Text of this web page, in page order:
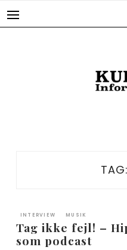
TAG:
INTERVIEW MUSIK
Tag ikke fejl! –
som podcast